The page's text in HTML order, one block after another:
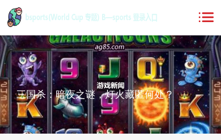
三国杀：暗夜之谜，灯火藏匿何处？